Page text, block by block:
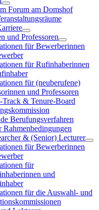
Forum am Domshof
und Professoren
für Bewerberinnen
für Rufinhaberinnen
für (neuberufene)
und Professoren
Track & Tenure-Board
Berufungsverfahren
Rahmenbedingungen
& (Senior) Lecturer
für Bewerberinnen
für
und
für die Auswahl- und